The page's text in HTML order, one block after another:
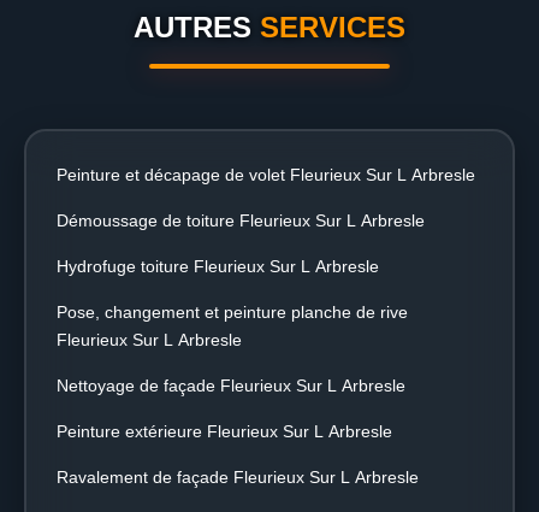
AUTRES SERVICES
Peinture et décapage de volet Fleurieux Sur L Arbresle
Démoussage de toiture Fleurieux Sur L Arbresle
Hydrofuge toiture Fleurieux Sur L Arbresle
Pose, changement et peinture planche de rive
Fleurieux Sur L Arbresle
Nettoyage de façade Fleurieux Sur L Arbresle
Peinture extérieure Fleurieux Sur L Arbresle
Ravalement de façade Fleurieux Sur L Arbresle